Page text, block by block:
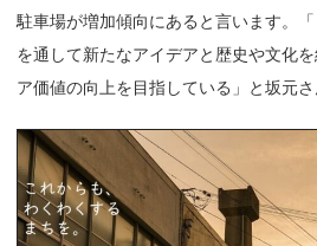
駐車場が増加傾向にあると言います。
を通して新たなアイデアと歴史や文化
ア価値の向上を目指している」と坂元さ